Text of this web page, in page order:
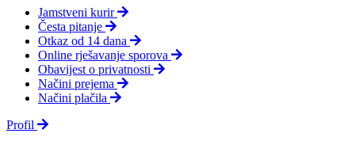
Jamstveni kurir
Česta pitanje
Otkaz od 14 dana
Online rješavanje sporova
Obavijest o privatnosti
Načini prejema
Načini plačila
Profil